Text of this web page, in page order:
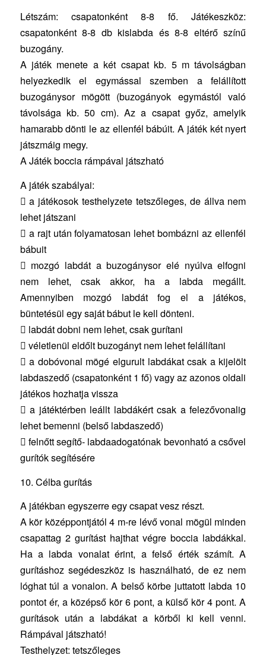
Létszám: csapatonként 8-8 fő. Játékeszköz:
csapatonként 8-8 db kislabda és 8-8 eltérő színű
buzogány.
A játék menete a két csapat kb. 5 m távolságban
helyezkedik el egymással szemben a felállított
buzogánysor mögött (buzogányok egymástól való
távolsága kb. 50 cm). Az a csapat győz, amelyik
hamarabb dönti le az ellenfél bábúit. A játék két nyert
játszmáig megy.
A Játék boccia rámpával játszható
A játék szabályai:
 a játékosok testhelyzete tetszőleges, de állva nem
lehet játszani
 a rajt után folyamatosan lehet bombázni az ellenfél
bábuit
 mozgó labdát a buzogánysor elé nyúlva elfogni
nem lehet, csak akkor, ha a labda megállt.
Amennyiben mozgó labdát fog el a játékos,
büntetésül egy saját bábut le kell dönteni.
 labdát dobni nem lehet, csak gurítani
 véletlenül eldőlt buzogányt nem lehet felállítani
 a dobóvonal mögé elgurult labdákat csak a kijelölt
labdaszedő (csapatonként 1 fő) vagy az azonos oldali
játékos hozhatja vissza
 a játéktérben leállt labdákért csak a felezővonalig
lehet bemenni (belső labdaszedő)
 felnőtt segítő- labdaadogatónak bevonható a csővel
gurítók segítésére
10. Célba gurítás
A játékban egyszerre egy csapat vesz részt.
A kör középpontjától 4 m-re lévő vonal mögül minden
csapattag 2 gurítást hajthat végre boccia labdákkal.
Ha a labda vonalat érint, a felső érték számít. A
gurításhoz segédeszköz is használható, de ez nem
lóghat túl a vonalon. A belső körbe juttatott labda 10
pontot ér, a középső kör 6 pont, a külső kör 4 pont. A
gurítások után a labdákat a körből ki kell venni.
Rámpával játszható!
Testhelyzet: tetszőleges